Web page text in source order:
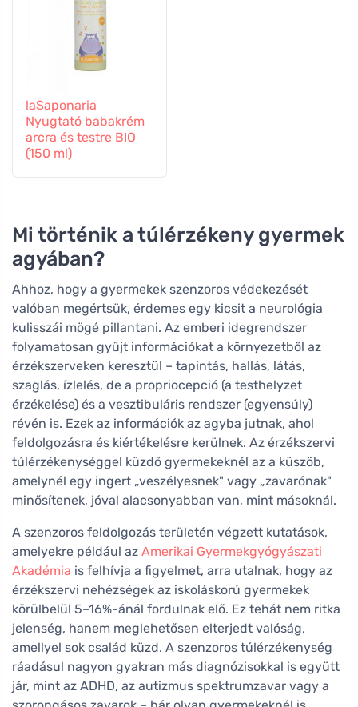
laSaponaria
Nyugtató babakrém
arcra és testre BIO
(150 ml)
Mi történik a túlérzékeny gyermek
agyában?
Ahhoz, hogy a gyermekek szenzoros védekezését
valóban megértsük, érdemes egy kicsit a neurológia
kulisszái mögé pillantani. Az emberi idegrendszer
folyamatosan gyűjt információkat a környezetből az
érzékszerveken keresztül – tapintás, hallás, látás,
szaglás, ízlelés, de a propriocepció (a testhelyzet
érzékelése) és a vesztibuláris rendszer (egyensúly)
révén is. Ezek az információk az agyba jutnak, ahol
feldolgozásra és kiértékelésre kerülnek. Az érzékszervi
túlérzékenységgel küzdő gyermekeknél az a küszöb,
amelynél egy ingert „veszélyesnek" vagy „zavarónak"
minősítenek, jóval alacsonyabban van, mint másoknál.
A szenzoros feldolgozás területén végzett kutatások,
amelyekre például az Amerikai Gyermekgyógyászati
Akadémia is felhívja a figyelmet, arra utalnak, hogy az
érzékszervi nehézségek az iskoláskorú gyermekek
körülbelül 5–16%-ánál fordulnak elő. Ez tehát nem ritka
jelenség, hanem meglehetősen elterjedt valóság,
amellyel sok család küzd. A szenzoros túlérzékenység
ráadásul nagyon gyakran más diagnózisokkal is együtt
jár, mint az ADHD, az autizmus spektrumzavar vagy a